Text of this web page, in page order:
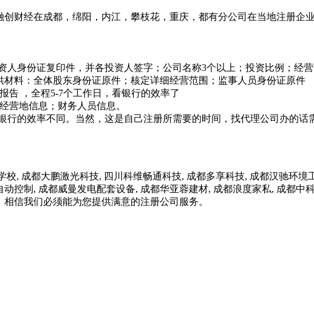
财经在成都，绵阳，内江，攀枝花，重庆，都有分公司在当地注册企
人身份证复印件，并各投资人签字；公司名称3个以上；投资比例；经营
料：全体股东身份证原件；核定详细经营范围；监事人员身份证原件
告 ，全程5-7个工作日，看银行的效率了
营地信息；财务人员信息。
行的效率不同。当然，这是自己注册所需要的时间，找代理公司办的话
成都大鹏激光科技, 四川科维畅通科技, 成都多享科技, 成都汉驰环境
控制, 成都威曼发电配套设备, 成都华亚蓉建材, 成都浪度家私, 成都中
信我们必须能为您提供满意的注册公司服务。